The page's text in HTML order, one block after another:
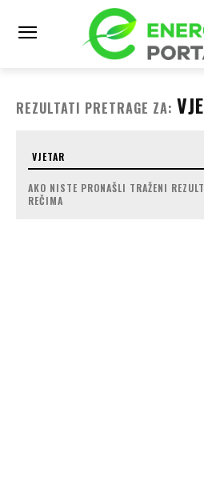
REZULTATI PRETRAGE ZA:
AKO NISTE PRONAŠLI TRAŽENI
REČIMA